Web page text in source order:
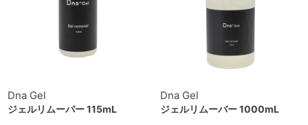
Dna Gel
ジェルリムーバー 115mL
Dna Gel
ジェルリムーバー 1000mL